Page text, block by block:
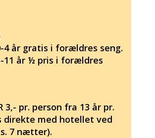
4 år gratis i forældres seng.
11 år ½ pris i forældres
3,- pr. person fra 13 år pr.
direkte med hotellet ved
7 nætter).